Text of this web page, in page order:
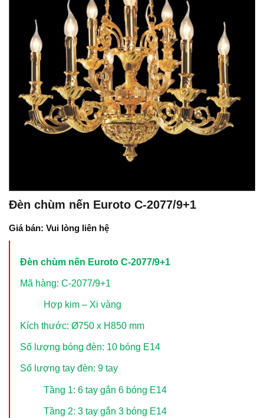
Đèn chùm nến Euroto C-2077/9+1
Giá bán: Vui lòng liên hệ
Đèn chùm nến Euroto C-2077/9+1
Mã hàng: C-2077/9+1
Hợp kim – Xi vàng
Kích thước: Ø750 x H850 mm
Số lượng bóng đèn: 10 bóng E14
Số lượng tay đèn: 9 tay
Tầng 1: 6 tay gắn 6 bóng E14
Tầng 2: 3 tay gắn 3 bóng E14